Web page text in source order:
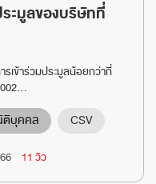
ะมูลของบริษัทที่
รเข้าร่วมประมูลน้อยกว่ากี่
ติบุคคล CSV
11 วิว